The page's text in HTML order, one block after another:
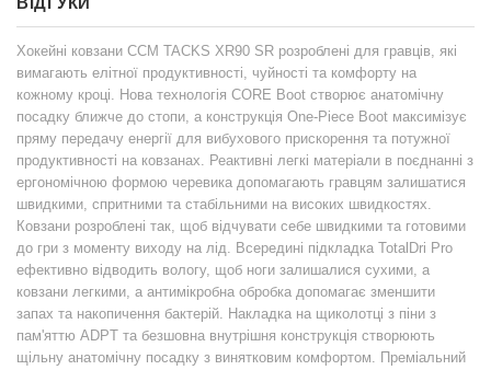
Хокейні ковзани CCM TACKS XR90 SR розроблені для гравців, які
вимагають елітної продуктивності, чуйності та комфорту на
кожному кроці. Нова технологія CORE Boot створює анатомічну
посадку ближче до стопи, а конструкція One-Piece Boot максимізує
пряму передачу енергії для вибухового прискорення та потужної
продуктивності на ковзанах. Реактивні легкі матеріали в поєднанні з
ергономічною формою черевика допомагають гравцям залишатися
швидкими, спритними та стабільними на високих швидкостях.
Ковзани розроблені так, щоб відчувати себе швидкими та готовими
до гри з моменту виходу на лід. Всередині підкладка TotalDri Pro
ефективно відводить вологу, щоб ноги залишалися сухими, а
ковзани легкими, а антимікробна обробка допомагає зменшити
запах та накопичення бактерій. Накладка на щиколотці з піни з
пам'яттю ADPT та безшовна внутрішня конструкція створюють
щільну анатомічну посадку з винятковим комфортом. Преміальний